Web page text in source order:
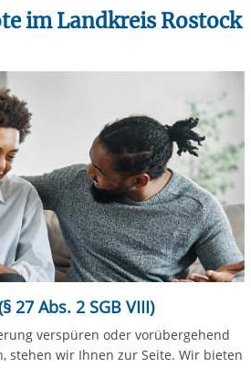
im Landkreis Rostock
27 Abs. 2 SGB VIII)
verspüren oder vorübergehend
stehen wir Ihnen zur Seite. Wir bieten